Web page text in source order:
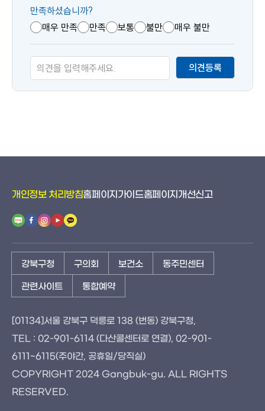
텐
츠
만
족
도
만족하셨습니까?
매우 만족
만족 보통 불만 매우 불만
의견등록
개인정보 처리방침홈페이지가이드홈페이지개선신고
강북구청 구의회 보건소 동주민센터
관련사이트 통합예약
[01134]서울 강북구 덕릉로 138 (번동) 강북구청,
TEL : 02-901-6114 (다산콜센터로 연결), 02-901-
6111~6115(주야간, 공휴일/당직실)
COPYRIGHT 2024 Gangbuk-gu. ALL RIGHTS
RESERVED.